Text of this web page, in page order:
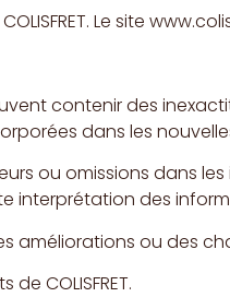
Le site
contenir des
dans les
ou omissions
interprétation des
améliorations ou des
COLISFRET.